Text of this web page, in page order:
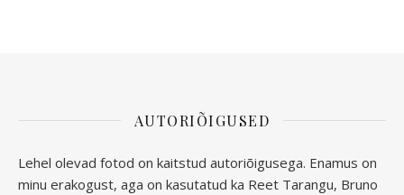
AUTORIÕIGUSED
Lehel olevad fotod on kaitstud autoriõigusega. Enamus on
minu erakogust, aga on kasutatud ka Reet Tarangu, Bruno